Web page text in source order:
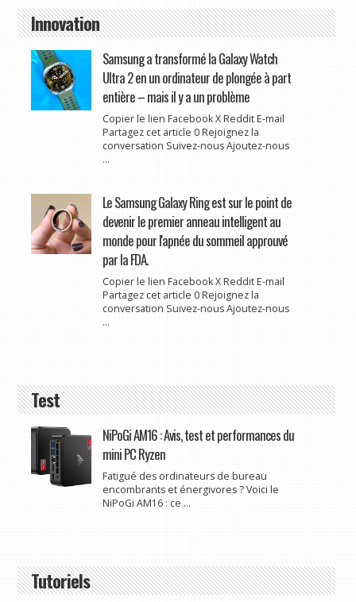
Innovation
Samsung a transformé la Galaxy Watch
Ultra 2 en un ordinateur de plongée à part
entière – mais il y a un problème
Copier le lien Facebook X Reddit E-mail
Partagez cet article 0 Rejoignez la
conversation Suivez-nous Ajoutez-nous
...
Le Samsung Galaxy Ring est sur le point de
devenir le premier anneau intelligent au
monde pour l'apnée du sommeil approuvé
par la FDA.
Copier le lien Facebook X Reddit E-mail
Partagez cet article 0 Rejoignez la
conversation Suivez-nous Ajoutez-nous
...
Test
NiPoGi AM16 : Avis, test et performances du
mini PC Ryzen
Fatigué des ordinateurs de bureau
encombrants et énergivores ? Voici le
NiPoGi AM16 : ce ...
Tutoriels